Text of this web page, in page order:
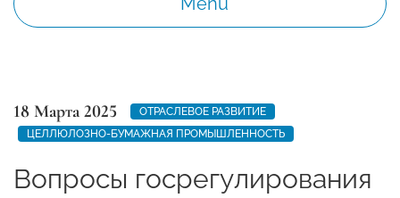
18 Марта 2025
ОТРАСЛЕВОЕ РАЗВИТИЕ
ЦЕЛЛЮЛОЗНО-БУМАЖНАЯ ПРОМЫШЛЕННОСТЬ
Вопросы госрегулирования